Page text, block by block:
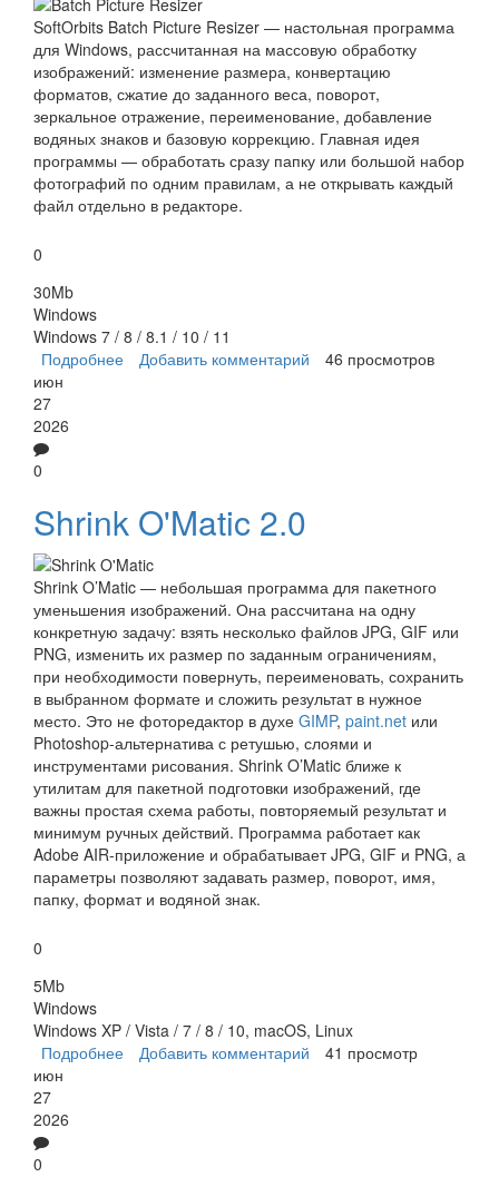
SoftOrbits Batch Picture Resizer — настольная программа
для Windows, рассчитанная на массовую обработку
изображений: изменение размера, конвертацию
форматов, сжатие до заданного веса, поворот,
зеркальное отражение, переименование, добавление
водяных знаков и базовую коррекцию. Главная идея
программы — обработать сразу папку или большой набор
фотографий по одним правилам, а не открывать каждый
файл отдельно в редакторе.
0
30Mb
Windows
Windows 7 / 8 / 8.1 / 10 / 11
Подробнее о Batch Picture Resizer
Добавить комментарий
46 просмотров
июн
27
2026
0
Shrink O'Matic 2.0
Shrink O’Matic — небольшая программа для пакетного
уменьшения изображений. Она рассчитана на одну
конкретную задачу: взять несколько файлов JPG, GIF или
PNG, изменить их размер по заданным ограничениям,
при необходимости повернуть, переименовать, сохранить
в выбранном формате и сложить результат в нужное
место. Это не фоторедактор в духе GIMP, paint.net или
Photoshop-альтернатива с ретушью, слоями и
инструментами рисования. Shrink O’Matic ближе к
утилитам для пакетной подготовки изображений, где
важны простая схема работы, повторяемый результат и
минимум ручных действий. Программа работает как
Adobe AIR-приложение и обрабатывает JPG, GIF и PNG, а
параметры позволяют задавать размер, поворот, имя,
папку, формат и водяной знак.
0
5Mb
Windows
Windows XP / Vista / 7 / 8 / 10, macOS, Linux
Подробнее о Shrink O'Matic
Добавить комментарий
41 просмотр
июн
27
2026
0